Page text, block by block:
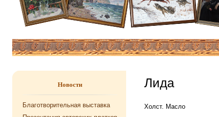
Новости
Благотворительная выставка
Лида
Холст. Масло